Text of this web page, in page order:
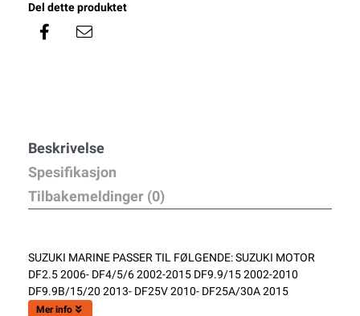
Del dette produktet
Beskrivelse
Spesifikasjon
Tilbakemeldinger (0)
SUZUKI MARINE PASSER TIL FØLGENDE: SUZUKI MOTOR
DF2.5 2006- DF4/5/6 2002-2015 DF9.9/15 2002-2010
DF9.9B/15/20 2013- DF25V 2010- DF25A/30A 2015
Mer info